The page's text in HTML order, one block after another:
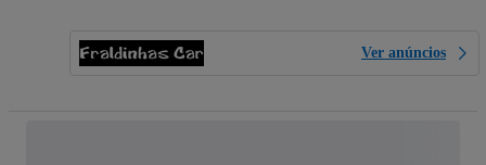
Ver anúncios